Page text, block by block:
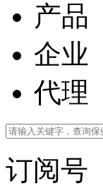
产品
企业
代理
订阅号